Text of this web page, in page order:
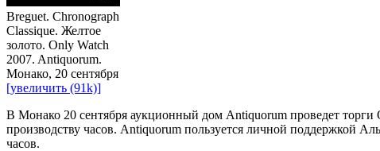
Breguet. Chronograph
Classique. Желтое
золото. Only Watch
2007. Antiquorum.
Монако, 20 сентября
[увеличить (91k)]
В Монако 20 сентября аукционный дом Antiquorum проведет
производству часов. Antiquorum пользуется личной поддержкой
часов.